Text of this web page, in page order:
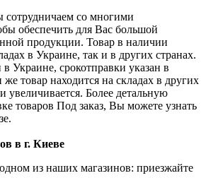
со многими
обеспечить для Вас большой
продукции. Товар в наличии
в Украине, так и в других странах.
Украине, срокотправки указан в
же товар находится на складах в других
увеличивается. Более детальную
товаров Под заказ, Вы можете узнать
в г. Киеве
одном из наших магазинов: приезжайте